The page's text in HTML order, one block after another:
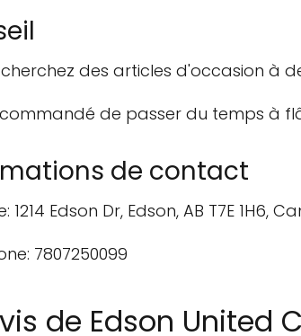
cherchez des articles d'occasion à
de passer du temps à
de contact
1214 Edson Dr, Edson, AB T7E 1H6,
7807250099
de Edson United